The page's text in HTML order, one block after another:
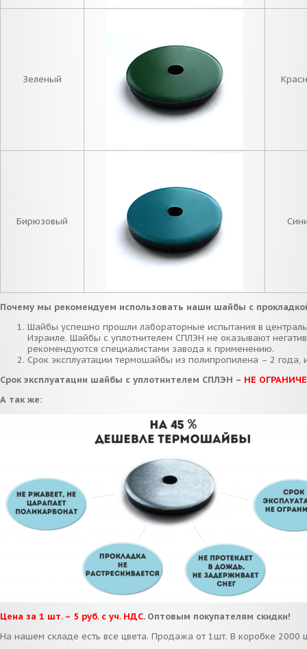
Зеленый
Бирюзовый
Почему мы рекомендуем использовать наши шайбы с
Шайбы успешно прошли лабораторные испытания в
Израиле. Шайбы с уплотнителем СПЛЭН не оказывают
рекомендуются специалистами завода к применению.
Срок эксплуатации термошайбы из полипропилена – 2 года,
Срок эксплуатации шайбы с уплотнителем СПЛЭН – НЕ
А так же:
Цена за 1 шт. – 5 руб. с уч. НДС.Оптовым покупателям скидки!
На нашем складе есть все цвета. Продажа от 1шт. В коробке 2000